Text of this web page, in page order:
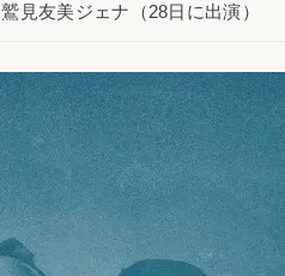
鷲見友美ジェナ（28日に出演）